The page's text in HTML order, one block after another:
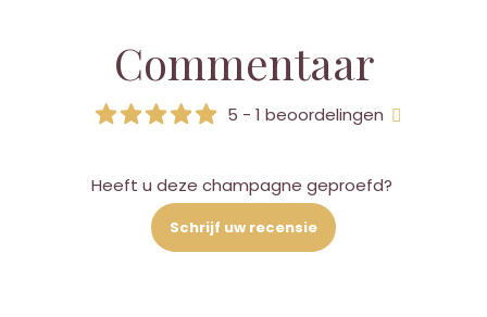
Commentaar
5 - 1 beoordelingen
Heeft u deze champagne geproefd?
Schrijf uw recensie